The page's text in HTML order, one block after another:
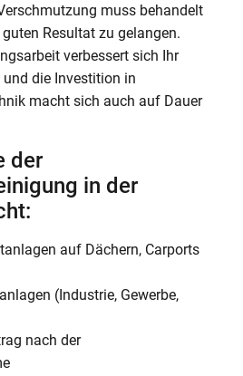
muss behandelt
Resultat zu gelangen.
verbessert sich Ihr
die Investition in
macht sich auch auf Dauer
der
in der
auf Dächern, Carports
(Industrie, Gewerbe,
nach der